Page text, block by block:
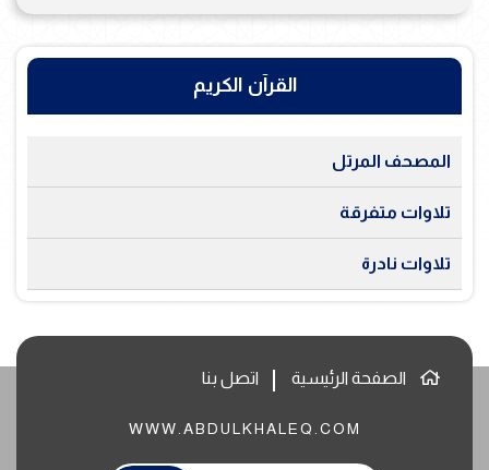
القرآن الكريم
المصحف المرتل
تلاوات متفرقة
تلاوات نادرة
الصفحة الرئيسية اتصل بنا
WWW.ABDULKHALEQ.COM